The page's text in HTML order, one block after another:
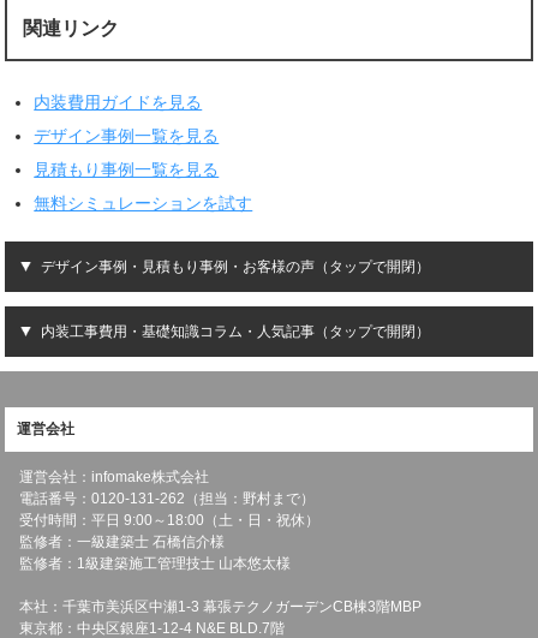
関連リンク
内装費用ガイドを見る
デザイン事例一覧を見る
見積もり事例一覧を見る
無料シミュレーションを試す
デザイン事例・見積もり事例・お客様の声（タップで開閉）
内装工事費用・基礎知識コラム・人気記事（タップで開閉）
運営会社
運営会社：infomake株式会社
電話番号：0120-131-262（担当：野村まで）
受付時間：平日 9:00～18:00（土・日・祝休）
監修者：一級建築士 石橋信介様
監修者：1級建築施工管理技士 山本悠太様
本社：千葉市美浜区中瀬1-3 幕張テクノガーデンCB棟3階MBP
東京都：中央区銀座1-12-4 N&E BLD.7階